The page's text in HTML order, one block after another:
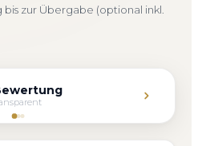
zur Übergabe (optional inkl.